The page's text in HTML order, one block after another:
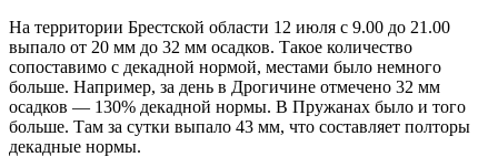
На территории Брестской области 12 июля с 9.00 до 21.00
выпало от 20 мм до 32 мм осадков. Такое количество
сопоставимо с декадной нормой, местами было немного
больше. Например, за день в Дрогичине отмечено 32 мм
осадков — 130% декадной нормы. В Пружанах было и того
больше. Там за сутки выпало 43 мм, что составляет полторы
декадные нормы.